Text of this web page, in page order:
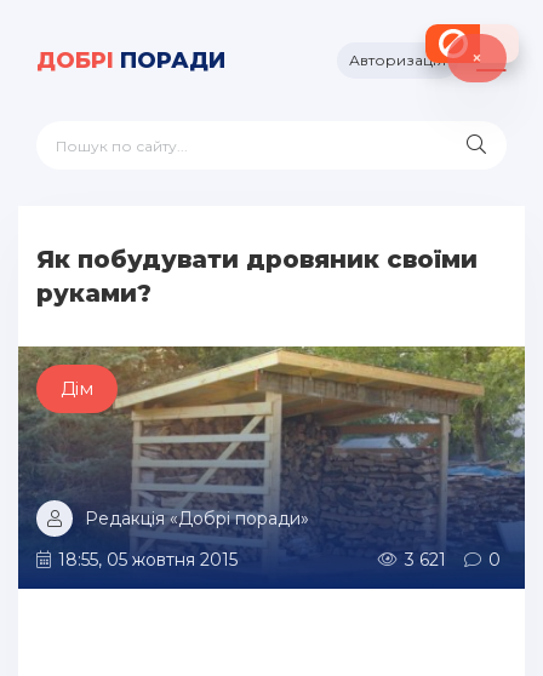
ДОБРІ ПОРАДИ Авторизація
Як побудувати дровяник своїми
руками?
Дім
Редакція «Добрі поради»
18:55, 05 жовтня 2015
3 621 0
×